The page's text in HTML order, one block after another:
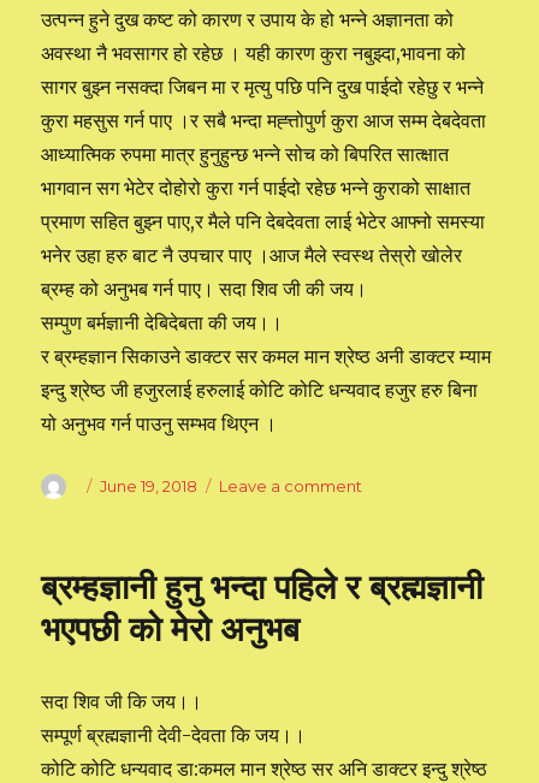
उत्पन्न हुने दुख कष्ट को कारण र उपाय के हो भन्ने अज्ञानता को
अवस्था नै भवसागर हो रहेछ । यही कारण कुरा नबुझ्दा,भावना को
सागर बुझ्न नसक्दा जिबन मा र मृत्यु पछि पनि दुख पाईदो रहेछु र भन्ने
कुरा महसुस गर्न पाए ।र सबै भन्दा मह्त्तोपुर्ण कुरा आज सम्म देबदेवता
आध्यात्मिक रुपमा मात्र हुनुहुन्छ भन्ने सोच को बिपरित सात्क्षात
भागवान सग भेटेर दोहोरो कुरा गर्न पाईदो रहेछ भन्ने कुराको साक्षात
प्रमाण सहित बुझ्न पाए,र मैले पनि देबदेवता लाई भेटेर आफ्नो समस्या
भनेर उहा हरु बाट नै उपचार पाए ।आज मैले स्वस्थ तेस्रो खोलेर
ब्रम्ह को अनुभब गर्न पाए। सदा शिव जी की जय।
सम्पुण बर्मज्ञानी देबिदेबता की जय।।
र ब्रम्हज्ञान सिकाउने डाक्टर सर कमल मान श्रेष्ठ अनी डाक्टर म्याम
इन्दु श्रेष्ठ जी हजुरलाई हरुलाई कोटि कोटि धन्यवाद हजुर हरु बिना
यो अनुभव गर्न पाउनु सम्भव थिएन ।
Author
Posted
June 19, 2018 Leave a comment
पाएको
शिक्षा
ब्रम्हज्ञानी हुनु भन्दा पहिले र ब्रह्मज्ञानी
भएपछी को मेरो अनुभब
सदा शिव जी कि जय।।
सम्पूर्ण ब्रह्मज्ञानी देवी-देवता कि जय।।
कोटि कोटि धन्यवाद डा:कमल मान श्रेष्ठ सर अनि डाक्टर इन्दु श्रेष्ठ